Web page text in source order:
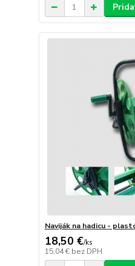
Naviják na hadicu -
18,50 €/ks
15,04 € bez DPH